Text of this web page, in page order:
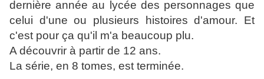
dernière année au lycée des personnages que
celui d'une ou plusieurs histoires d'amour. Et
c'est pour ça qu'il m'a beaucoup plu.
A découvrir à partir de 12 ans.
La série, en 8 tomes, est terminée.